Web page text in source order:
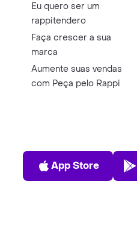
Eu quero ser um
rappitendero
Faça crescer a sua
marca
Aumente suas vendas
com Peça pelo Rappi
App Store
App Store